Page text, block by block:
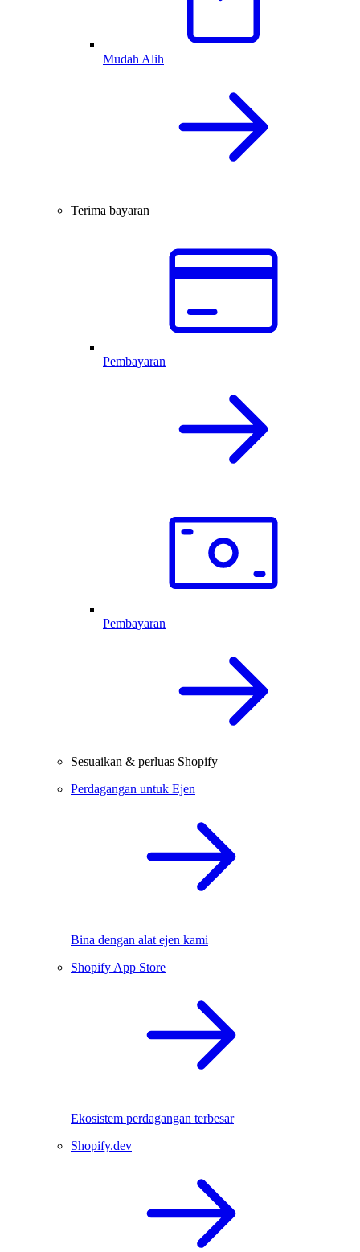
Mudah Alih
Terima bayaran
Pembayaran
Pembayaran
Sesuaikan & perluas Shopify
Perdagangan untuk Ejen
Bina dengan alat ejen kami
Shopify App Store
Ekosistem perdagangan terbesar
Shopify.dev